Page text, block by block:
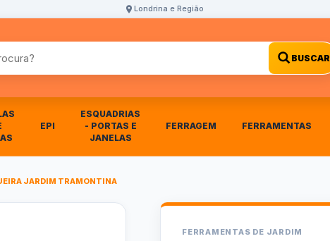
Londrina e Região
BUSCAR
EPI
ESQUADRIAS
- PORTAS E
JANELAS
FERRAGEM FERRAMENTAS
JARDIM TRAMONTINA
FERRAMENTAS DE JARDIM